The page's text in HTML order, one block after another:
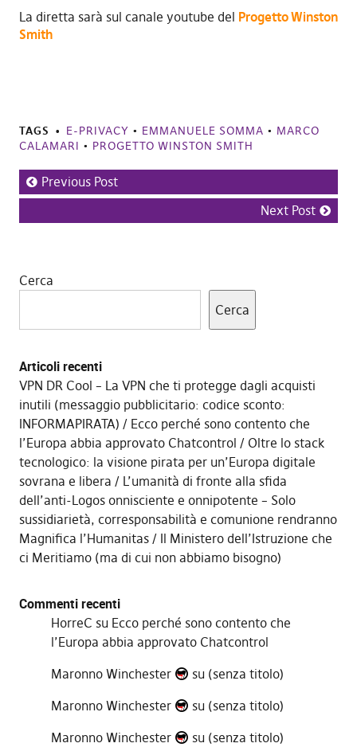
La diretta sarà sul canale youtube del Progetto Winston
Smith
TAGS E-PRIVACY • EMMANUELE SOMMA • MARCO
CALAMARI • PROGETTO WINSTON SMITH
Previous Post
Next Post
Cerca
Cerca
Articoli recenti
VPN DR Cool – La VPN che ti protegge dagli acquisti
inutili (messaggio pubblicitario: codice sconto:
INFORMAPIRATA)
Ecco perché sono contento che
l’Europa abbia approvato Chatcontrol
Oltre lo stack
tecnologico: la visione pirata per un’Europa digitale
sovrana e libera
L’umanità di fronte alla sfida
dell’anti-Logos onnisciente e onnipotente – Solo
sussidiarietà, corresponsabilità e comunione rendranno
Magnifica l’Humanitas
Il Ministero dell’Istruzione che
ci Meritiamo (ma di cui non abbiamo bisogno)
Commenti recenti
HorreC su Ecco perché sono contento che
l’Europa abbia approvato Chatcontrol
Maronno Winchester
su (senza titolo)
Maronno Winchester
su (senza titolo)
Maronno Winchester
su (senza titolo)